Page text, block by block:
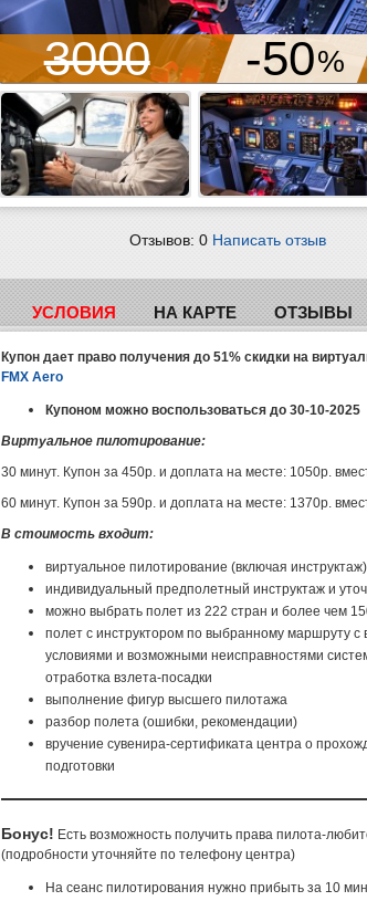
3000 -50%
Отзывов: 0 Написать отзыв
УСЛОВИЯ НА КАРТЕ ОТЗЫВЫ
Купон дает право получения до 51% скидки на
FMX Aero
Купоном можно воспользоваться до 30-10-2025
Виртуальное пилотирование:
30 минут. Купон за 450р. и доплата на месте: 1050р.
60 минут. Купон за 590р. и доплата на месте: 1370р.
В стоимость входит:
виртуальное пилотирование (включая инструктаж)
индивидуальный предполетный инструктаж и
можно выбрать полет из 222 стран и более чем
полет с инструктором по выбранному маршруту
условиями и возможными неисправностями
отработка взлета-посадки
выполнение фигур высшего пилотажа
разбор полета (ошибки, рекомендации)
вручение сувенира-сертификата центра о
подготовки
Бонус! Есть возможность получить права пилота-
(подробности уточняйте по телефону центра)
На сеанс пилотирования нужно прибыть за 10